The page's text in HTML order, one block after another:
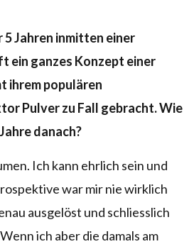
5 Jahren inmitten einer
ein ganzes Konzept einer
ihrem populären
Pulver zu Fall gebracht. Wie
danach?
Ich kann ehrlich sein und
war mir nie wirklich
ausgelöst und schliesslich
ich aber die damals am